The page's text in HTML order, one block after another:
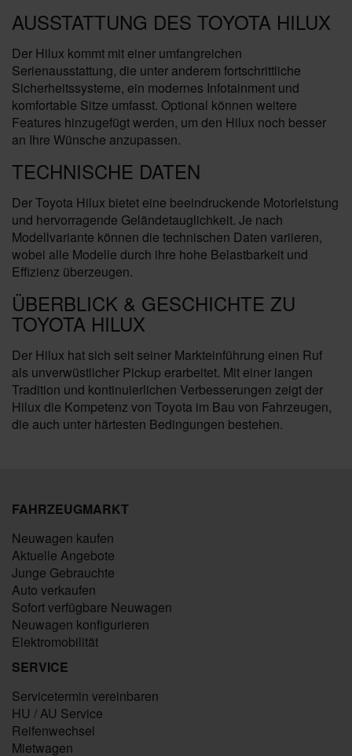
AUSSTATTUNG DES TOYOTA HILUX
Der Hilux kommt mit einer umfangreichen
Serienausstattung, die unter anderem fortschrittliche
Sicherheitssysteme, ein modernes Infotainment und
komfortable Sitze umfasst. Optional können weitere
Features hinzugefügt werden, um den Hilux noch besser
an Ihre Wünsche anzupassen.
TECHNISCHE DATEN
Der Toyota Hilux bietet eine beeindruckende Motorleistung
und hervorragende Geländetauglichkeit. Je nach
Modellvariante können die technischen Daten variieren,
wobei alle Modelle durch ihre hohe Belastbarkeit und
Effizienz überzeugen.
ÜBERBLICK & GESCHICHTE ZU
TOYOTA HILUX
Der Hilux hat sich seit seiner Markteinführung einen Ruf
als unverwüstlicher Pickup erarbeitet. Mit einer langen
Tradition und kontinuierlichen Verbesserungen zeigt der
Hilux die Kompetenz von Toyota im Bau von Fahrzeugen,
die auch unter härtesten Bedingungen bestehen.
FAHRZEUGMARKT
Neuwagen kaufen
Aktuelle Angebote
Junge Gebrauchte
Auto verkaufen
Sofort verfügbare Neuwagen
Neuwagen konfigurieren
Elektromobilität
SERVICE
Servicetermin vereinbaren
HU / AU Service
Reifenwechsel
Mietwagen